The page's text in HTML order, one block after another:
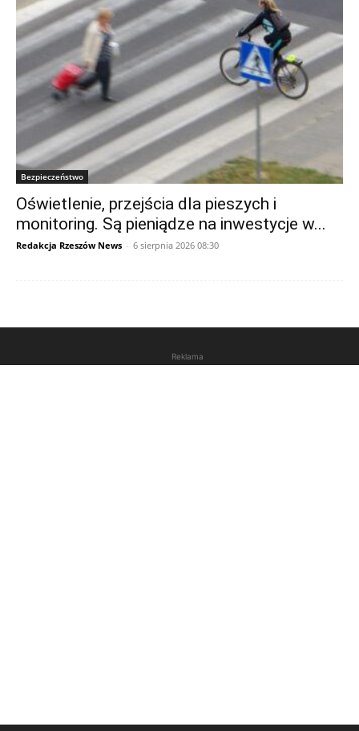
Bezpieczeństwo
Oświetlenie, przejścia dla pieszych i
monitoring. Są pieniądze na inwestycje w...
Redakcja Rzeszów News - 6 sierpnia 2026 08:30
Reklama